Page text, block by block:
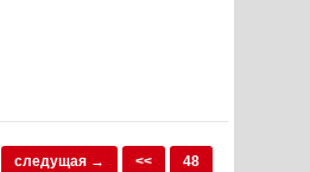
следущая → <<
48